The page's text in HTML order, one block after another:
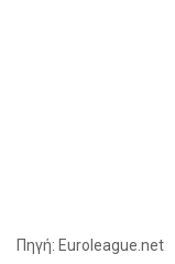
Πηγή: Euroleague.net